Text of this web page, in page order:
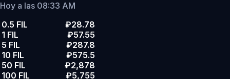
Hoy a las 08:33 AM
0.5 FIL
₽28.78
1 FIL
₽57.55
5 FIL
₽287.8
10 FIL
₽575.5
50 FIL
₽2,878
100 FIL
₽5,755